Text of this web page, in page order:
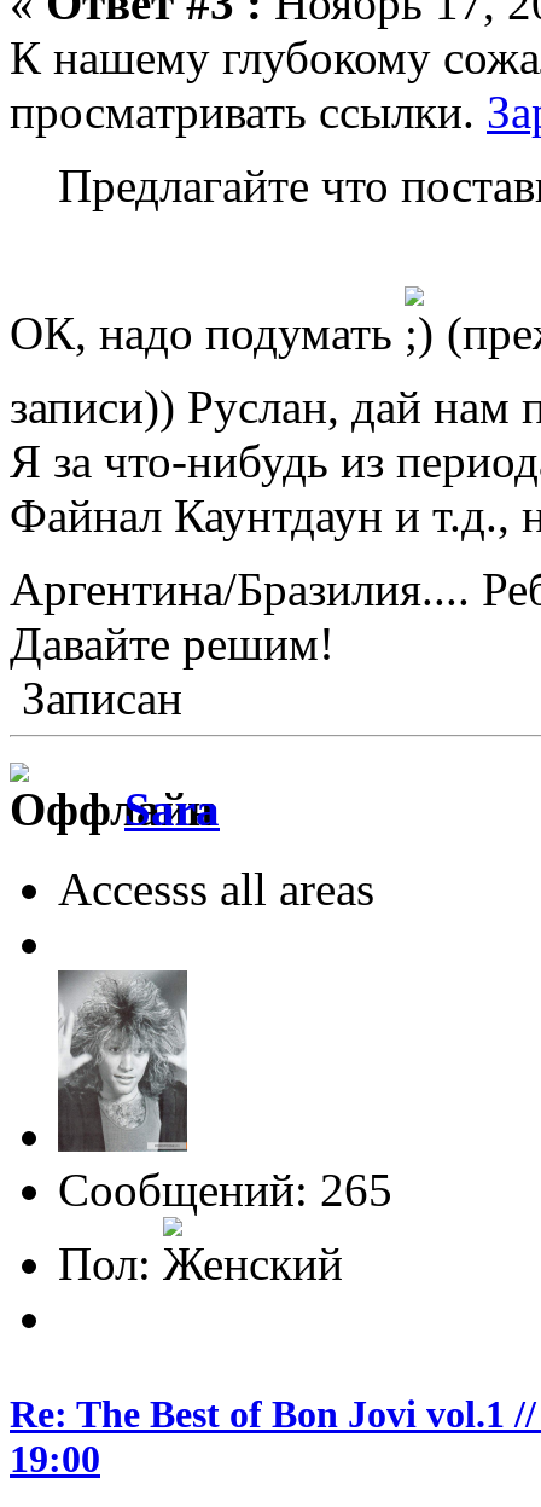
К нашему глубокому
просматривать ссылки.
Предлагайте что
ОК, надо подумать
записи)) Руслан, дай
Я за что-нибудь из
Файнал Каунтдаун и
Аргентина/Бразилия....
Давайте решим!
Записан
Sara
Accesss all areas
Сообщений: 265
Пол:
Re: The Best of Bon Jovi vol.1
19:00